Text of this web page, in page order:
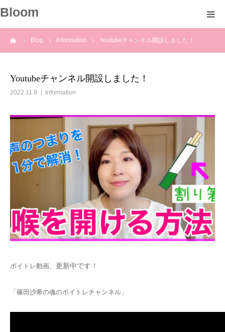
Bloom
Blog Information Youtubeチャンネル開設しました！
Youtubeチャンネル開設しました！
2022.11.9 Information
ボイトレ動画、 更新中です！
「篠田沙希の魂のボイトレチャンネル」
About
Blog
Contact